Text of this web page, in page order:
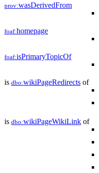
prov:wasDerivedFrom
foaf:homepage
foaf:isPrimaryTopicOf
is dbo:wikiPageRedirects of
is dbo:wikiPageWikiLink of